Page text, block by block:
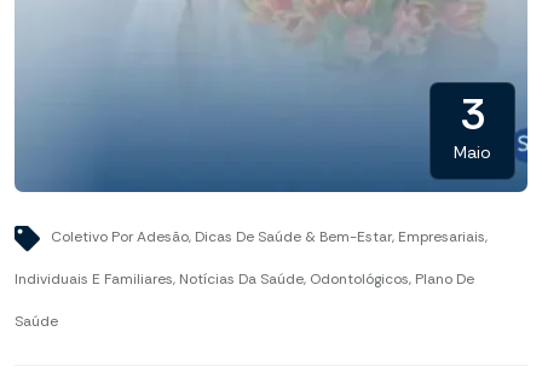
3
Maio
Coletivo Por Adesão, Dicas De Saúde & Bem-Estar, Empresariais,
Individuais E Familiares, Notícias Da Saúde, Odontológicos, Plano De
Saúde